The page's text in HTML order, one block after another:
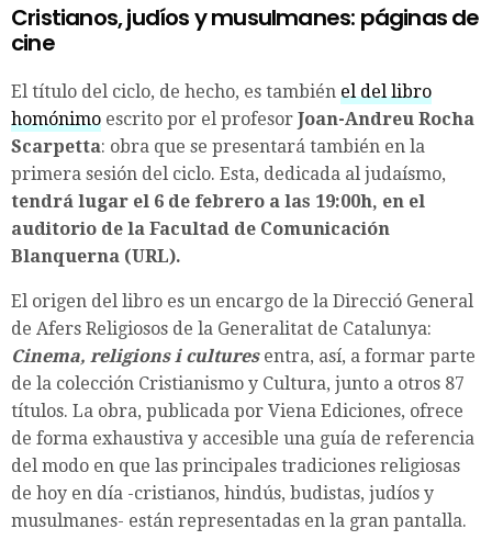
Cristianos, judíos y musulmanes: páginas de
cine
El título del ciclo, de hecho, es también el del libro
homónimo escrito por el profesor Joan-Andreu Rocha
Scarpetta: obra que se presentará también en la
primera sesión del ciclo. Esta, dedicada al judaísmo,
tendrá lugar el 6 de febrero a las 19:00h, en el
auditorio de la Facultad de Comunicación
Blanquerna (URL).
El origen del libro es un encargo de la Direcció General
de Afers Religiosos de la Generalitat de Catalunya:
Cinema, religions i cultures entra, así, a formar parte
de la colección Cristianismo y Cultura, junto a otros 87
títulos. La obra, publicada por Viena Ediciones, ofrece
de forma exhaustiva y accesible una guía de referencia
del modo en que las principales tradiciones religiosas
de hoy en día -cristianos, hindús, budistas, judíos y
musulmanes- están representadas en la gran pantalla.